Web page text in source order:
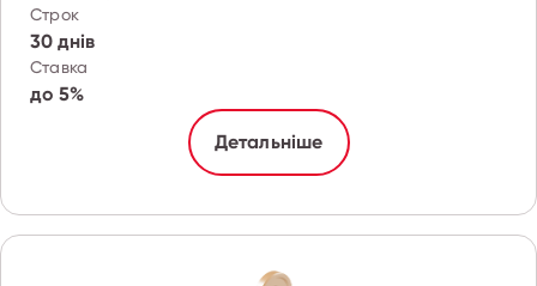
Строк
30 днів
Ставка
до 5%
Детальніше